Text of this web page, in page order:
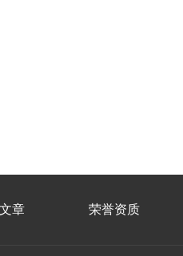
章 荣誉资质